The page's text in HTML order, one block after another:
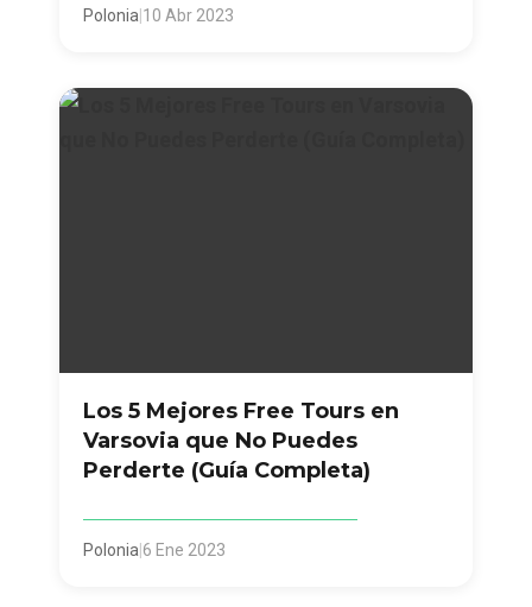
Polonia 10 Abr 2023
Los 5 Mejores Free Tours en
Varsovia que No Puedes
Perderte (Guía Completa)
Polonia 6 Ene 2023